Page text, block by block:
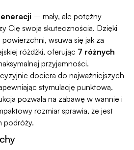
– mały, ale potężny
Cię swoją skutecznością. Dzięki
wsuwa się jak za
różdżki, oferując 7 różnych
przyjemności.
dociera do najważniejszych
stymulację punktową.
pozwala na zabawę w wannie i
rozmiar sprawia, że jest
podróży.